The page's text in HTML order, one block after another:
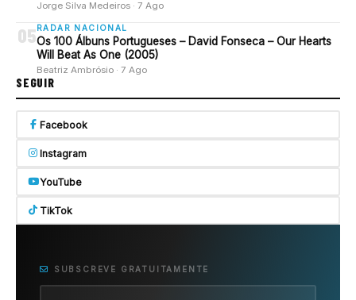
Jorge Silva Medeiros · 7 Ago
05 RADAR NACIONAL
Os 100 Álbuns Portugueses – David Fonseca – Our Hearts
Will Beat As One (2005)
Beatriz Ambrósio · 7 Ago
SEGUIR
Facebook
Instagram
YouTube
TikTok
SUBSCREVE GRATUITAMENTE